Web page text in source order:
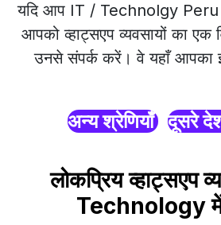
यदि आप IT / Technolgy Peru
आपको व्हाट्सएप व्यवसायों का एक
उनसे संपर्क करें। वे यहाँ आपका
अन्य श्रेणियाँ दूसरे
लोकप्रिय व्हाट्सएप
Technology